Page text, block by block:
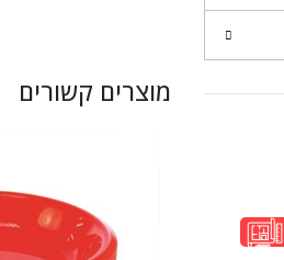
מוצרים קשורים